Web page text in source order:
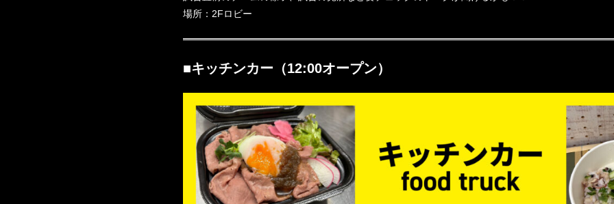
場所：2Fロビー
■キッチンカー（12:00オープン）